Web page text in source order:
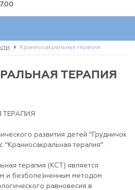
Краниосакральная терапия
ТЕРАПИЯ
развития детей "Грудничок
"Краниосакральная терапия".
терапия (КСТ) является
и безболезненным методом
равновесия в